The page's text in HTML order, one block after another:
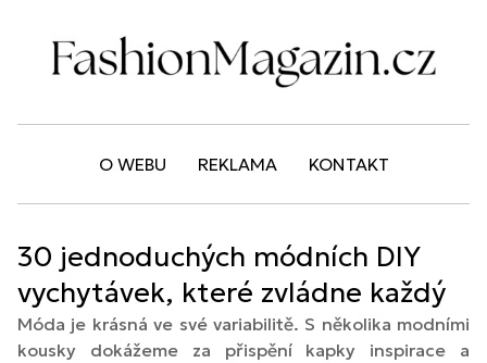
O WEBU REKLAMA KONTAKT
30 jednoduchých módních DIY
vychytávek, které zvládne každý
Móda je krásná ve své variabilitě. S několika modními
kousky dokážeme za přispění kapky inspirace a